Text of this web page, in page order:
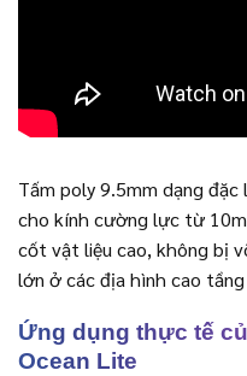
Tấm poly 9.5mm dạng
cho kính cường lực từ
cốt vật liệu cao, không bị
lớn ở các địa hình cao tầng
Ứng dụng thực tế
Ocean Lite